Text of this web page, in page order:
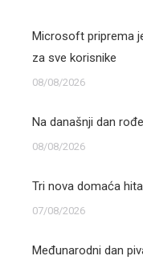
Microsoft priprema
za sve korisnike
08/08/2026
Na današnji dan
08/08/2026
Tri nova domaća
07/08/2026
Međunarodni dan